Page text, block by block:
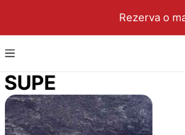
Rezerva o
SUPE